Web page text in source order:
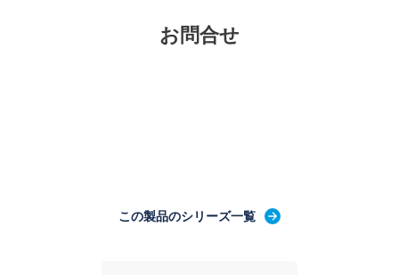
お問合せ
この製品のシリーズ一覧